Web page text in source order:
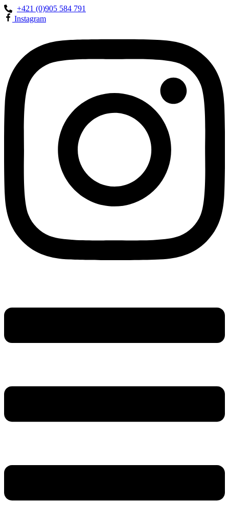
+421 (0)905 584 791
Instagram